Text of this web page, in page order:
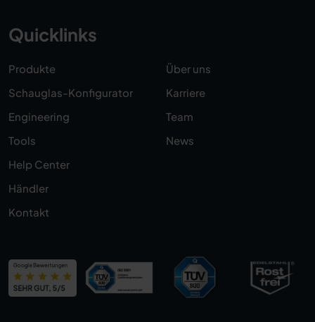
Quicklinks
Produkte
Schauglas-Konfigurator
Engineering
Tools
Help Center
Über uns
Karriere
Team
News
Händler
Kontakt